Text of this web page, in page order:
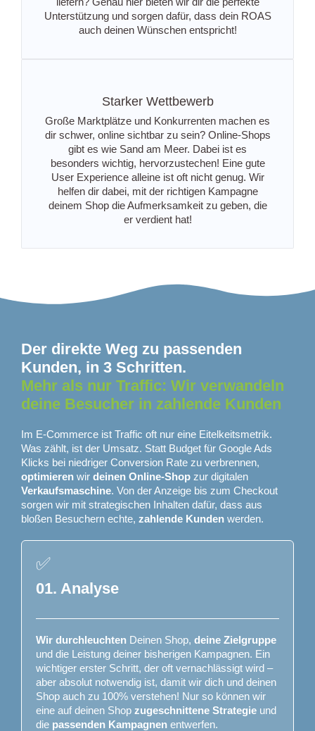
Unterstützung und sorgen dafür, dass dein ROAS
auch deinen Wünschen entspricht!
Starker Wettbewerb
Große Marktplätze und Konkurrenten machen es
dir schwer, online sichtbar zu sein? Online-Shops
gibt es wie Sand am Meer. Dabei ist es
besonders wichtig, hervorzustechen! Eine gute
User Experience alleine ist oft nicht genug. Wir
helfen dir dabei, mit der richtigen Kampagne
deinem Shop die Aufmerksamkeit zu geben, die
er verdient hat!
Der direkte Weg zu passenden
Kunden, in 3 Schritten.
Mehr als nur Traffic: Wir verwandeln
deine Besucher in zahlende Kunden
Im E-Commerce ist Traffic oft nur eine Eitelkeitsmetrik.
Was zählt, ist der Umsatz. Statt Budget für Google Ads
Klicks bei niedriger Conversion Rate zu verbrennen,
optimieren wir deinen Online-Shop zur digitalen
Verkaufsmaschine. Von der Anzeige bis zum Checkout
sorgen wir mit strategischen Inhalten dafür, dass aus
bloßen Besuchern echte, zahlende Kunden werden.
✅
01. Analyse
Wir durchleuchten Deinen Shop, deine Zielgruppe
und die Leistung deiner bisherigen Kampagnen. Ein
wichtiger erster Schritt, der oft vernachlässigt wird –
aber absolut notwendig ist, damit wir dich und deinen
Shop auch zu 100% verstehen! Nur so können wir
eine auf deinen Shop zugeschnittene Strategie und
die passenden Kampagnen entwerfen.